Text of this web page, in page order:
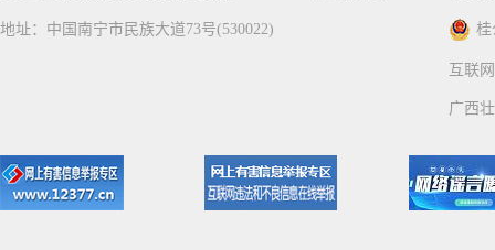
地址：中国南宁市民族大道73号(530022) 桂
互联
广西